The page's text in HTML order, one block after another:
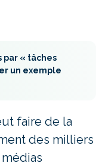
par « tâches
un exemple
faire de la
des milliers